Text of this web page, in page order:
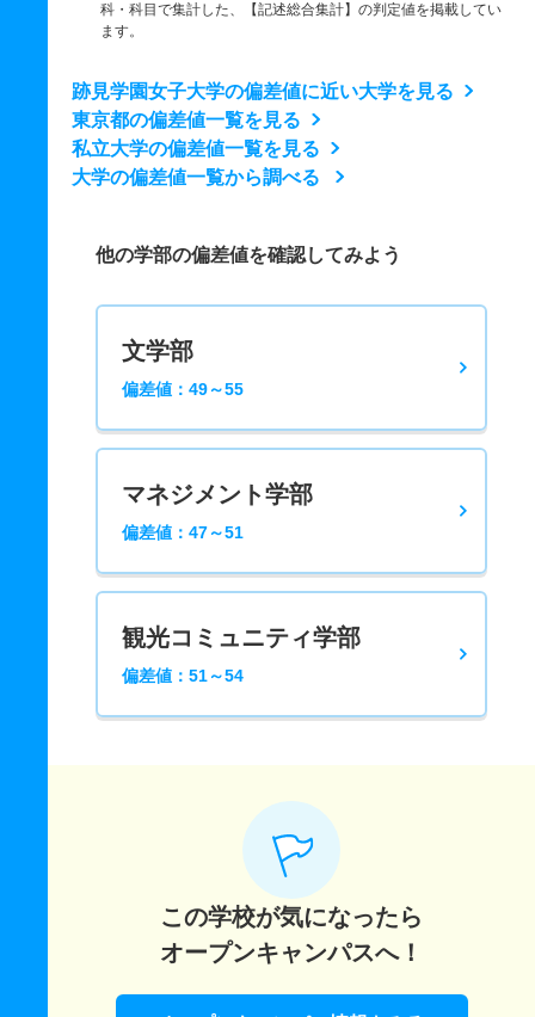
科・科目で集計した、【記述総合集計】の判定値を掲載してい
ます。
跡見学園女子大学の偏差値に近い大学を見る
東京都の偏差値一覧を見る
私立大学の偏差値一覧を見る
大学の偏差値一覧から調べる
他の学部の偏差値を確認してみよう
文学部
偏差値：49～55
マネジメント学部
偏差値：47～51
観光コミュニティ学部
偏差値：51～54
この学校が気になったら
オープンキャンパスへ！